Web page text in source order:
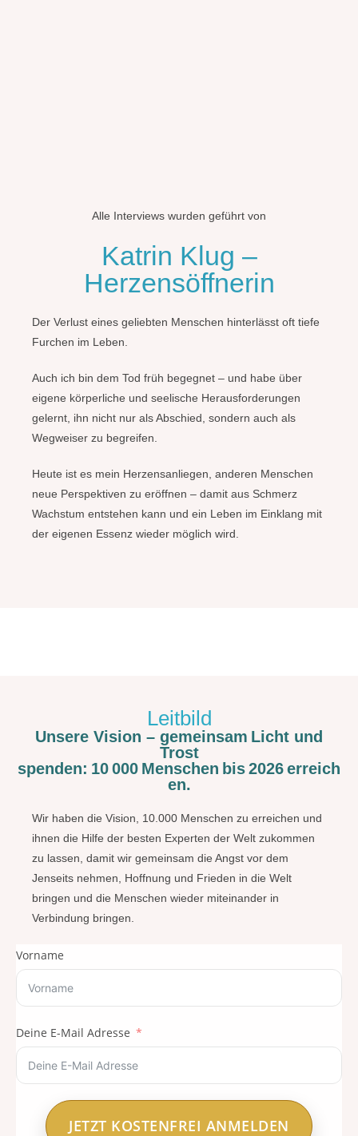
Alle Interviews wurden geführt von
Katrin Klug –
Herzensöffnerin
Der Verlust eines geliebten Menschen hinterlässt oft tiefe
Furchen im Leben.
Auch ich bin dem Tod früh begegnet – und habe über
eigene körperliche und seelische Herausforderungen
gelernt, ihn nicht nur als Abschied, sondern auch als
Wegweiser zu begreifen.
Heute ist es mein Herzensanliegen, anderen Menschen
neue Perspektiven zu eröffnen – damit aus Schmerz
Wachstum entstehen kann und ein Leben im Einklang mit
der eigenen Essenz wieder möglich wird.
Leitbild
Unsere Vision – gemeinsam Licht und
Trost
spenden: 10 000 Menschen bis 2026 erreich
en.
Wir haben die Vision, 10.000 Menschen zu erreichen und
ihnen die Hilfe der besten Experten der Welt zukommen
zu lassen, damit wir gemeinsam die Angst vor dem
Jenseits nehmen, Hoffnung und Frieden in die Welt
bringen und die Menschen wieder miteinander in
Verbindung bringen.
Vorname
Deine E-Mail Adresse
JETZT KOSTENFREI ANMELDEN